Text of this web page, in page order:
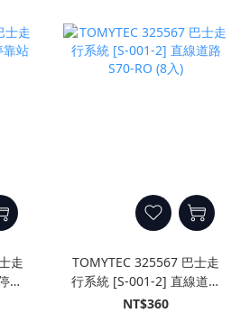
走
靠
TOMYTEC 325567 巴士走
行系統 [S-001-2] 直線道路
S70-RO (8入)
NT$360